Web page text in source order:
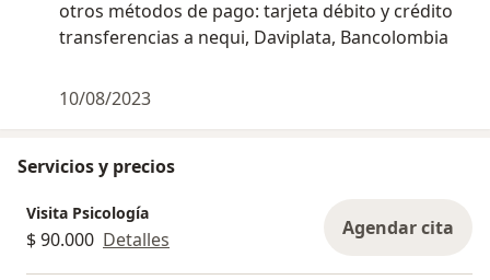
otros métodos de pago: tarjeta débito y crédito
transferencias a nequi, Daviplata, Bancolombia
10/08/2023
Servicios y precios
Visita Psicología
$ 90.000 Detalles Agendar cita